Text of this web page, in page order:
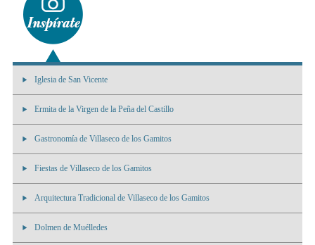
Iglesia de San Vicente
Ermita de la Virgen de la Peña del Castillo
Gastronomía de Villaseco de los Gamitos
Fiestas de Villaseco de los Gamitos
Arquitectura Tradicional de Villaseco de los Gamitos
Dolmen de Muélledes